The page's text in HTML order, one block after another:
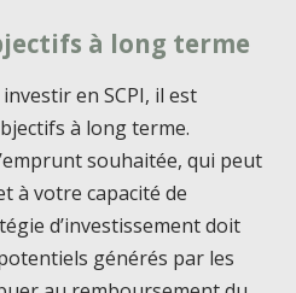
à long terme
en SCPI, il est
à long terme.
souhaitée, qui peut
à votre capacité de
d’investissement doit
générés par les